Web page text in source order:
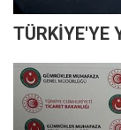
TÜRKİYE'YE